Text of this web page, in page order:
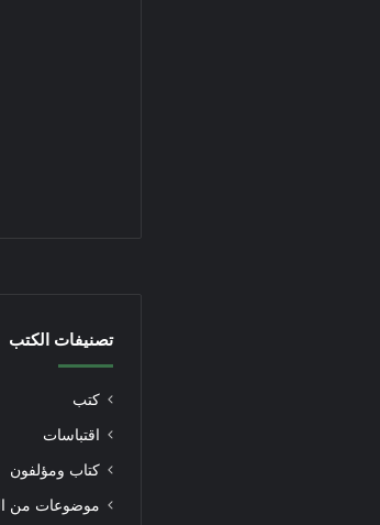
تصنيفات الكتب
كتب
اقتباسات
كتاب ومؤلفون
موضوعات من